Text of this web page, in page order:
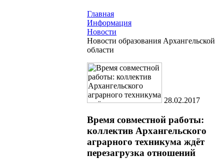
Главная
Информация
Новости
Новости образования Архангельской
области
28.02.2017
Время совместной работы:
коллектив Архангельского
аграрного техникума ждёт
перезагрузка отношений